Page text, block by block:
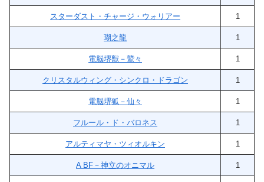
スターダスト・チャージ・ウォリアー 1
瑚之龍 1
電脳堺獣－鷲々 1
クリスタルウィング・シンクロ・ドラゴン 1
電脳堺狐－仙々 1
フルール・ド・バロネス 1
アルティマヤ・ツィオルキン 1
A BF－神立のオニマル 1